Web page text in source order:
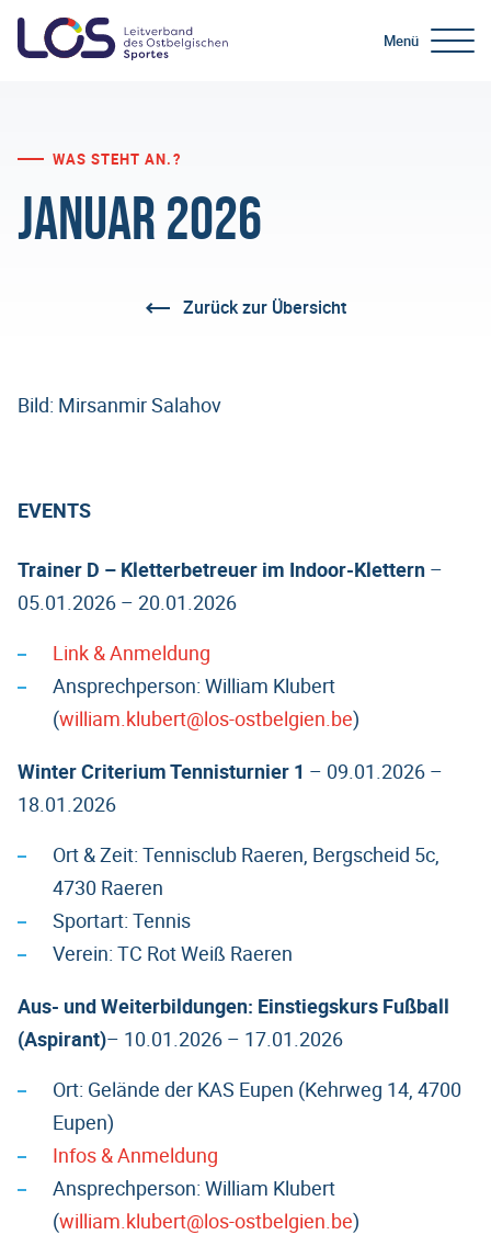
Menü
WAS STEHT AN.?
Januar 2026
Zurück zur Übersicht
Bild: Mirsanmir Salahov
EVENTS
Trainer D – Kletterbetreuer im Indoor-Klettern –
05.01.2026 – 20.01.2026
Link & Anmeldung
Ansprechperson: William Klubert
(william.klubert@los-ostbelgien.be)
Winter Criterium Tennisturnier 1 – 09.01.2026 –
18.01.2026
Ort & Zeit: Tennisclub Raeren, Bergscheid 5c,
4730 Raeren
Sportart: Tennis
Verein: TC Rot Weiß Raeren
Aus- und Weiterbildungen: Einstiegskurs Fußball
(Aspirant)– 10.01.2026 – 17.01.2026
Ort: Gelände der KAS Eupen (Kehrweg 14, 4700
Eupen)
Infos & Anmeldung
Ansprechperson: William Klubert
(william.klubert@los-ostbelgien.be)